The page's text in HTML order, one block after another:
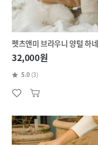
펫츠앤미 브라우니 양털 하
32,000원
5.0 (3)